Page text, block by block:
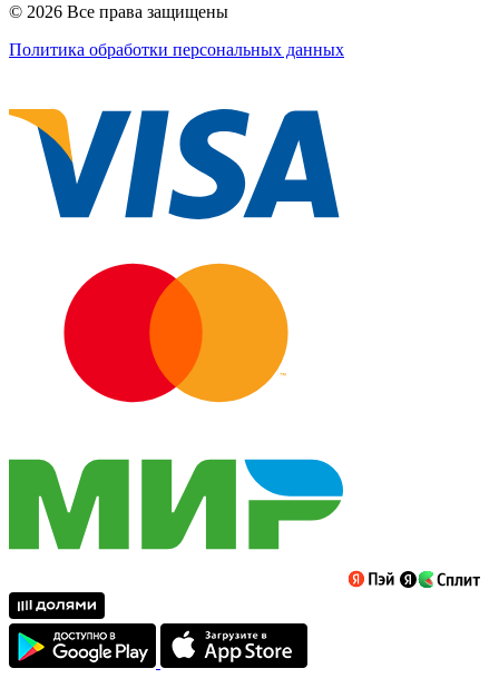
© 2026 Все права защищены
Политика обработки персональных данных